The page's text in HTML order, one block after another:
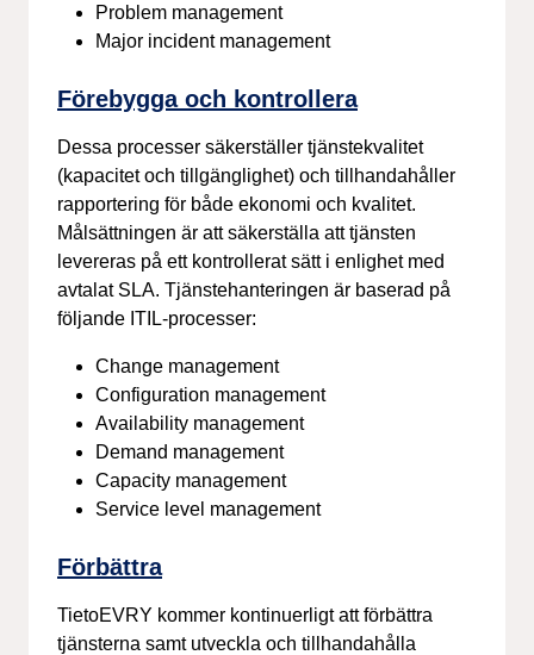
Problem management
Major incident management
Förebygga och kontrollera
Dessa processer säkerställer tjänstekvalitet
(kapacitet och tillgänglighet) och tillhandahåller
rapportering för både ekonomi och kvalitet.
Målsättningen är att säkerställa att tjänsten
levereras på ett kontrollerat sätt i enlighet med
avtalat SLA. Tjänstehanteringen är baserad på
följande ITIL-processer:
Change management
Configuration management
Availability management
Demand management
Capacity management
Service level management
Förbättra
TietoEVRY kommer kontinuerligt att förbättra
tjänsterna samt utveckla och tillhandahålla